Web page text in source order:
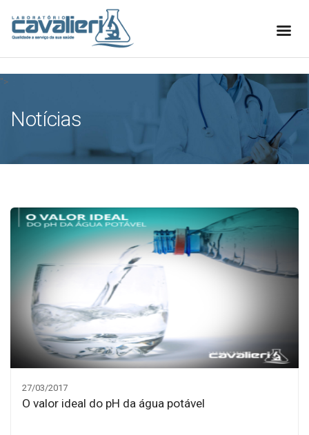
[elfsight_whatsapp_chat id="1"]
">
Notícias
27/03/2017
O valor ideal do pH da água potável